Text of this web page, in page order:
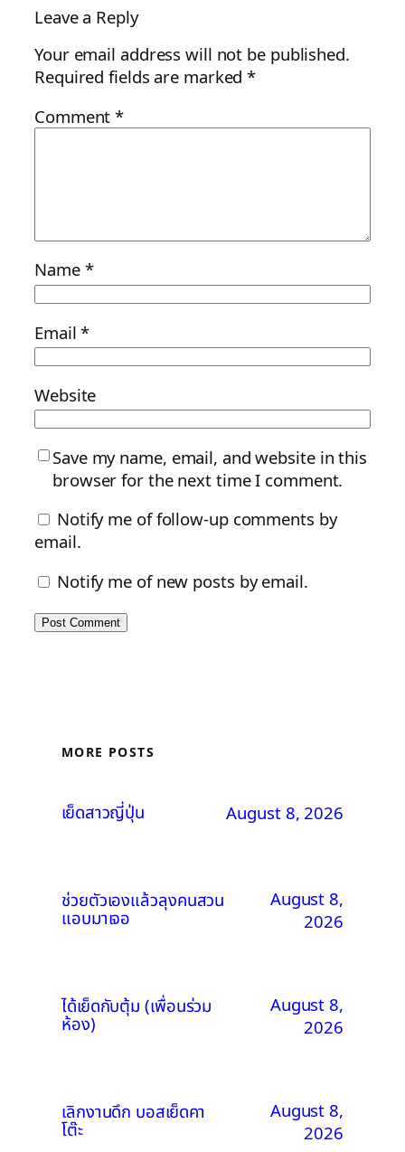
Leave a Reply
Your email address will not be published.
Required fields are marked*
Comment*
Name *
Email*
Website
Save my name, email, and website in this
browser for the next time I comment.
Notify me of follow-up comments by
email.
Notify me of new posts by email.
MORE POSTS
เย็ดสาวญี่ปุ่น August 8, 2026
ช่วยตัวเองแล้วลุงคนสวน
แอบมาเจอ
August 8,
2026
ได้เย็ดกับตุ้ม (เพื่อนร่วม
ห้อง)
August 8,
2026
เลิกงานดึก บอสเย็ดคา
โต๊ะ
August 8,
2026